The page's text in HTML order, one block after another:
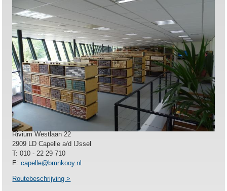
BMN | Kooy Capelle a/d IJssel
Rivium Westlaan 22
2909 LD Capelle a/d IJssel
T: 010 - 22 29 710
E:capelle@bmnkooy.nl
Routebeschrijving >